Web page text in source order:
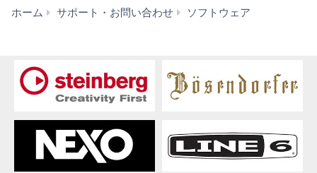
において使用するための譲渡不能な権利を許諾します。
これらの本ソフトウェアが記録される記録メディアや、
の著作権は、弊社およびライセンサーが有します。
2. 使用制限
を行なってはなりません。
本ソフトウェアを逆コンパイル、逆アセンブル、
リバース・エンジニアリング、またはその他の方
ホーム サポート・お問い合わせ ソフトウェア
ァ
ウ
ェ
ア